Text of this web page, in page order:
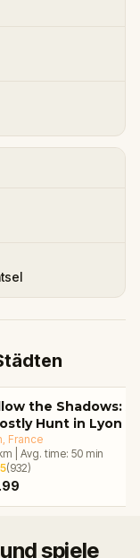
the Shadows: A
Hunt in Lyon
, France
Avg. time: 50 min
(932)
spiele